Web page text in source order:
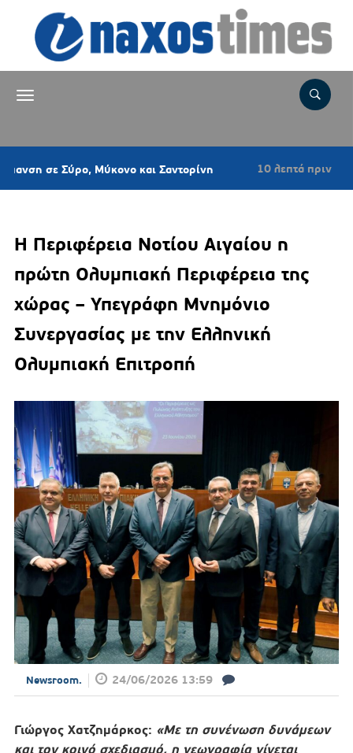
Μύκονο και Σαντορίνη 10 λεπτά πριν «Παίζω άρα
Η Περιφέρεια Νοτίου Αιγαίου η
πρώτη Ολυμπιακή Περιφέρεια της
χώρας – Υπεγράφη Μνημόνιο
Συνεργασίας με την Ελληνική
Ολυμπιακή Επιτροπή
Newsroom. 24/06/2026 13:59
Γιώργος Χατζημάρκος: «Με τη συνένωση δυνάμεων